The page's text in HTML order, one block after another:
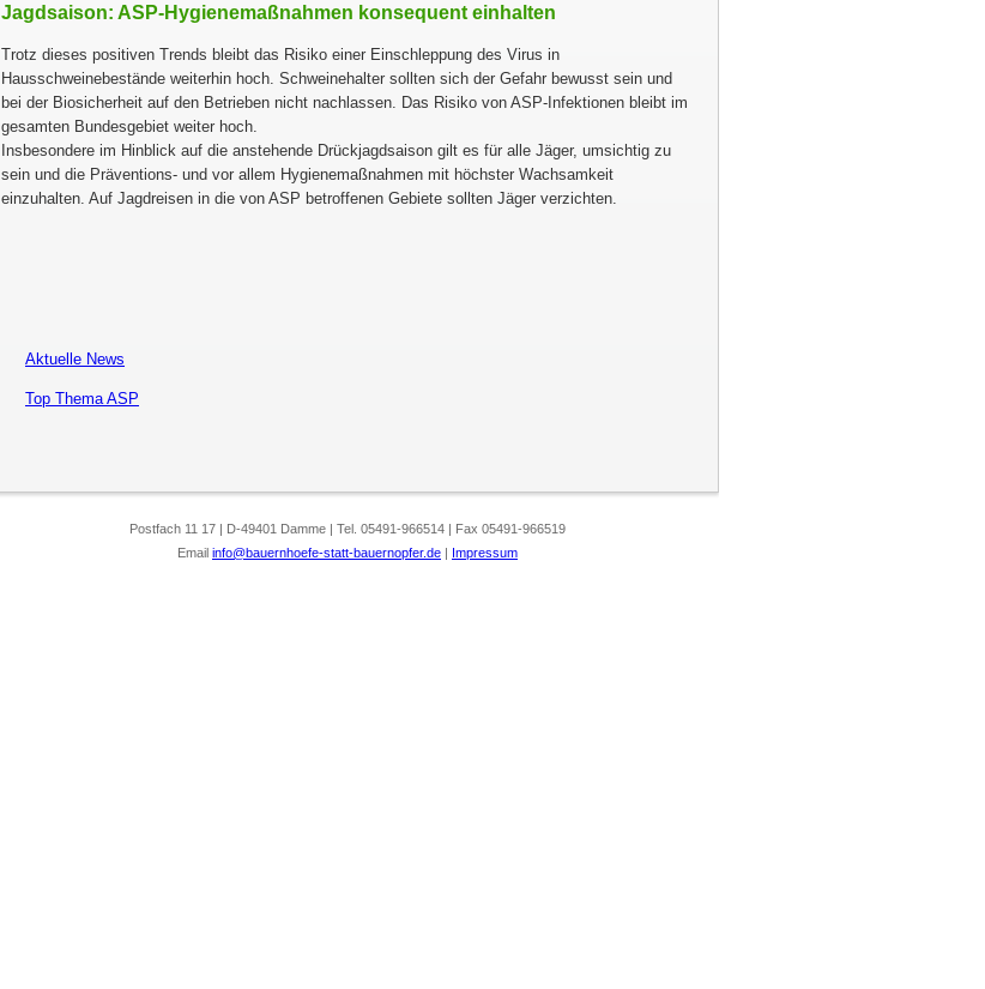
Jagdsaison: ASP-Hygienemaßnahmen konsequent einhalten
Trotz dieses positiven Trends bleibt das Risiko einer Einschleppung des Virus in
Hausschweinebestände weiterhin hoch. Schweinehalter sollten sich der Gefahr bewusst sein und
bei der Biosicherheit auf den Betrieben nicht nachlassen. Das Risiko von ASP-Infektionen bleibt im
gesamten Bundesgebiet weiter hoch.
Insbesondere im Hinblick auf die anstehende Drückjagdsaison gilt es für alle Jäger, umsichtig zu
sein und die Präventions- und vor allem Hygienemaßnahmen mit höchster Wachsamkeit
einzuhalten. Auf Jagdreisen in die von ASP betroffenen Gebiete sollten Jäger verzichten.
Aktuelle News
Top Thema ASP
Postfach 11 17 | D-49401 Damme | Tel. 05491-966514 | Fax 05491-966519
Email info@bauernhoefe-statt-bauernopfer.de | Impressum